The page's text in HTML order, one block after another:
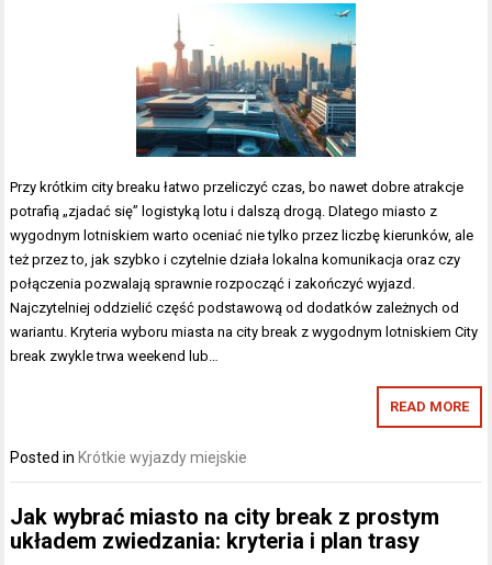
Przy krótkim city breaku łatwo przeliczyć czas, bo nawet dobre atrakcje
potrafią „zjadać się” logistyką lotu i dalszą drogą. Dlatego miasto z
wygodnym lotniskiem warto oceniać nie tylko przez liczbę kierunków, ale
też przez to, jak szybko i czytelnie działa lokalna komunikacja oraz czy
połączenia pozwalają sprawnie rozpocząć i zakończyć wyjazd.
Najczytelniej oddzielić część podstawową od dodatków zależnych od
wariantu. Kryteria wyboru miasta na city break z wygodnym lotniskiem City
break zwykle trwa weekend lub…
READ MORE
Posted in Krótkie wyjazdy miejskie
Jak wybrać miasto na city break z prostym
układem zwiedzania: kryteria i plan trasy